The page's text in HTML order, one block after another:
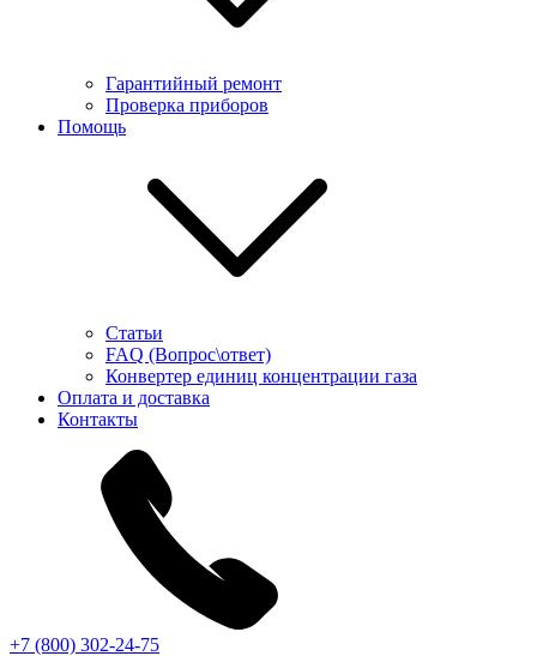
Гарантийный ремонт
Проверка приборов
Помощь
Статьи
FAQ (Вопрос\ответ)
Конвертер единиц концентрации газа
Оплата и доставка
Контакты
+7 (800) 302-24-75